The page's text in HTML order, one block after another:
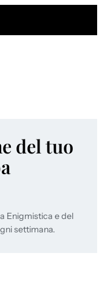
del tuo
Enigmistica e del
settimana.